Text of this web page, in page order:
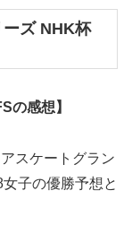
ズ NHK杯
の感想】
スケートグラン
子の優勝予想と